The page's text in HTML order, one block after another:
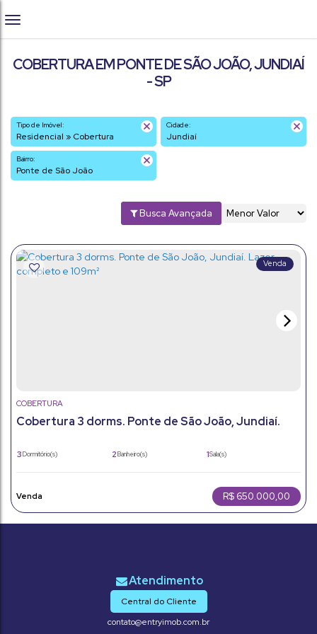
COBERTURA EM PONTE DE SÃO JOÃO, JUNDIAÍ
- SP
Tipo de Imóvel:
Residencial » Cobertura
Cidade:
Jundiaí
Bairro:
Ponte de São João
Busca Avançada
Cobertura 3 dorms. Ponte de São João, Jundiaí.
COBERTURA
R$ 650.000,00
3Dormitório(s) 2Banheiro(s) 1Sala(s)
Central do Cliente
contato@entryimob.com.br